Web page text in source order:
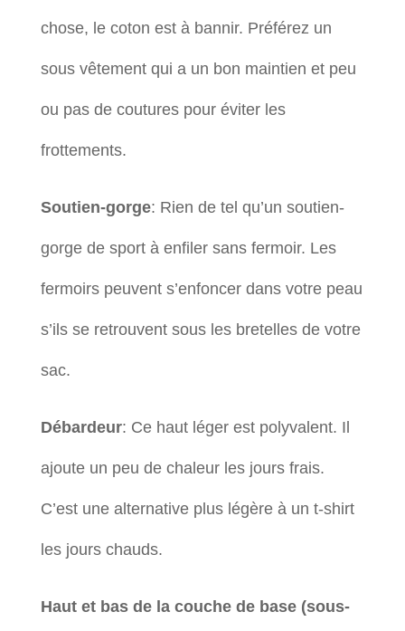
chose, le coton est à bannir. Préférez un
sous vêtement qui a un bon maintien et peu
ou pas de coutures pour éviter les
frottements.
Soutien-gorge: Rien de tel qu’un soutien-
gorge de sport à enfiler sans fermoir. Les
fermoirs peuvent s’enfoncer dans votre peau
s’ils se retrouvent sous les bretelles de votre
sac.
Débardeur: Ce haut léger est polyvalent. Il
ajoute un peu de chaleur les jours frais.
C’est une alternative plus légère à un t-shirt
les jours chauds.
Haut et bas de la couche de base (sous-